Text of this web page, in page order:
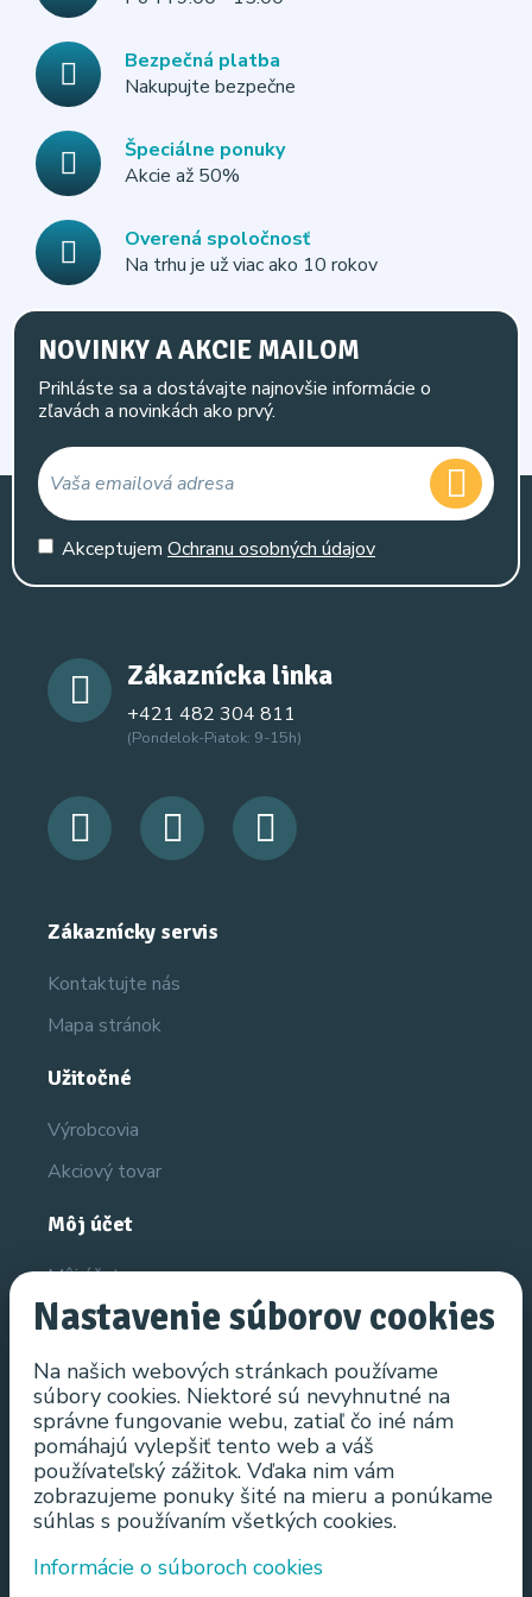
Bezpečná platba
Nakupujte bezpečne
Špeciálne ponuky
Akcie až 50%
Overená spoločnosť
Na trhu je už viac ako 10 rokov
NOVINKY A AKCIE MAILOM
Prihláste sa a dostávajte najnovšie informácie o
zľavách a novinkách ako prvý.
Akceptujem Ochranu osobných údajov
Zákaznícka linka
+421 482 304 811
(Pondelok-Piatok: 9-15h)
Zákaznícky servis
Kontaktujte nás
Mapa stránok
Užitočné
Výrobcovia
Akciový tovar
Môj účet
Môj účet
História objednávok
Obľúbené produkty
Novinky
Informácie
Všeobecné obchodné podmienky
Nastavenie súborov cookies
Na našich webových stránkach používame
súbory cookies. Niektoré sú nevyhnutné na
správne fungovanie webu, zatiaľ čo iné nám
pomáhajú vylepšiť tento web a váš
používateľský zážitok. Vďaka nim vám
zobrazujeme ponuky šité na mieru a ponúkame
súhlas s používaním všetkých cookies.
Informácie o súboroch cookies